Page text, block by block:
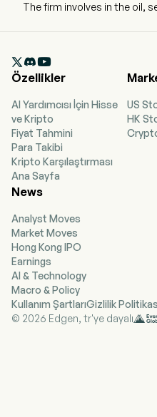
The firm involves in the oil,
through four segments:
Range), Long Range 1 (LR1)/
of 113 wholly owned, finance
chartered-in tankers (39 LR2,
Handymax). The segments
type of vessel being around
operates with the smaller
ships that include Handymax,
under its own ownership as

Özellikler
AI Yardımcısı İçin Hisse
ve Kripto
Fiyat Tahmini
Para Takibi
Kripto Karşılaştırması
Ana Sayfa
US
HK
News
Analyst Moves
Market Moves
Hong Kong IPO
Earnings
AI & Technology
Macro & Policy
Kullanım ŞartlarıGizlilik
© 2026 Edgen, tr'ye dayalı